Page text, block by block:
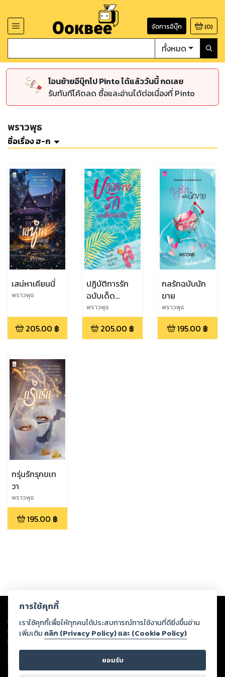
จัดการอีบุ๊ก (0)
ทั้งหมด
โอนย้ายอีบุ๊กไป Pinto ได้แล้ววันนี้ กดเลย
รับทันทีโค้ดลด ซื้อและอ่านได้ต่อเนื่องที่ Pinto
พราวพุธ
ชื่อเรื่อง ฮ-ก
เสน่หาเคียนนี่
พราวพุธ
205.00 ฿
ปฏิบัติการรัก
ฉบับเด็ด
ดอกฟ้า
พราวพุธ
205.00 ฿
กลรักฉบับนัก
ขาย
พราวพุธ
195.00 ฿
กรุ่นรักรุกขเท
วา
พราวพุธ
195.00 ฿
Copyright © 2026
ต่อผลงานหรือเนื้อหาใดที่อัปโหลดผ่านเว็บไซต์และปรากฏว่าละเมิดสิทธิใน
ทรัพย์สินทางปัญญาของบุคคลอื่นหรือขัดต่อกฎหมายและศีลธรรม ดังนั้น ผู้อ่าน
ทุกท่านโปรดใช้วิจารณญาณในการกลั่นกรองด้วยตนเอง และหากท่านพบว่าส่วน
หนึ่งส่วนใดขัดต่อกฎหมายและศีลธรรม กรุณาแจ้งมายังบริษัท เพื่อทีมงานจะได้
ดำเนินการในทันที ทั้งนี้ ทางสตอรี่ล็อกขอสงวนลิขสิทธิ์ตามพระราชบัญญัติ
ลิขสิทธิ์ พ.ศ. 2537 (ฉบับล่าสุด)
การใช้คุกกี้
เราใช้คุกกี้เพื่อให้ทุกคนได้ประสบการณ์การใช้งานที่ดียิ่งขึ้นอ่าน
เพิ่มเติม คลิก (Privacy Policy) และ (Cookie Policy)
ยอมรับ